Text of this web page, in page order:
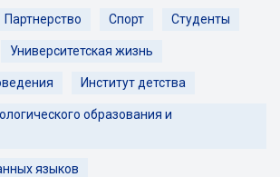
Партнерство Спорт Студенты
Университетская жизнь
Институт детства
образования и
языков